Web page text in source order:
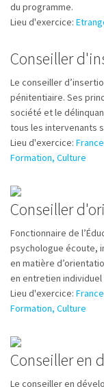
du programme.
Lieu d'exercice:
Conseiller
Le conseiller
pénitentiaire. Ses
société et le
tous les intervenants
Lieu d'exercice: France
Formation, Culture
Conseiller
Fonctionnaire de
psychologue écoute,
en matière
en entretien
Lieu d'exercice: France
Formation, Culture
Conseiller en
Le conseiller en